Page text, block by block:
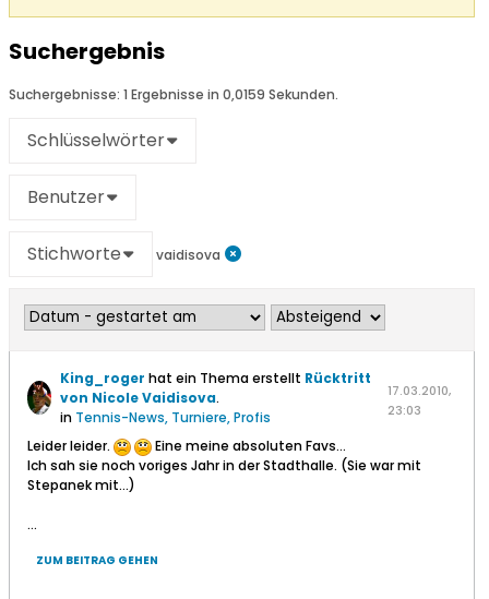
Suchergebnis
Suchergebnisse: 1 Ergebnisse in 0,0159 Sekunden.
Schlüsselwörter
Benutzer
Stichworte vaidisova
King_roger hat ein Thema erstellt Rücktritt
von Nicole Vaidisova.
in Tennis-News, Turniere, Profis
17.03.2010,
23:03
Leider leider.
Eine meine absoluten Favs...
Ich sah sie noch voriges Jahr in der Stadthalle. (Sie war mit
Stepanek mit...)
...
ZUM BEITRAG GEHEN